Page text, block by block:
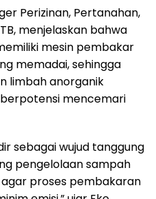
Perizinan, Pertanahan,
menjelaskan bahwa
mesin pembakar
memadai, sehingga
limbah anorganik
mencemari
sebagai wujud tanggung
pengelolaan sampah
proses pembakaran